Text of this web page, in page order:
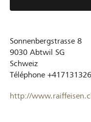
Sonnenbergstrasse 8
9030 Abtwil SG
Schweiz
Téléphone
http://